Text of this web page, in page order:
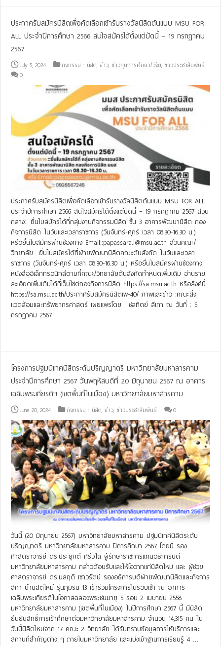
ประกาศรับสมัครนิสิตเพื่อคัดเลือกเข้ารับรางวัลนิสิตต้นแบบ MSU FOR
ALL ประจำปีการศึกษา 2566 สนใจสมัครได้ตั้งแต่บัดนี้ – 19 กรกฎาคม
2567
July 5, 2024 กิจกรรม : นิสิต,ข่าว,ข่าวทุนการศึกษา/วิจัย,ข่าวประชาสัมพันธ์
0
ประกาศรับสมัครนิสิตเพื่อคัดเลือกเข้ารับรางวัลนิสิตต้นแบบ MSU FOR ALL
ประจำปีการศึกษา 2566 สนใจสมัครได้ตั้งแต่บัดนี้ – 19 กรกฎาคม 2567 ส่วน
กลาง:: ยื่นใบสมัครได้ที่กลุ่มงานกิจกรรมนิสิต ชั้น 3 อาคารพัฒนานิสิต กอง
กิจการนิสิต ในวันและเวลาราชการ (วันจันทร์-ศุกร์ เวลา 08.30-16.30 น.)
หรือยื่นใบสมัครผ่านช่องทาง Email::papassara.i@msu.ac.th ส่วนคณะ/
วิทยาลัย:: ยื่นใบสมัครได้ที่ฝ่ายพัฒนานิสิตคณะต้นสังกัด ในวันและเวลา
ราชการ (วันจันทร์-ศุกร์ เวลา 08.30-16.30 น.) หรือยื่นใบสมัครผ่านช่องทาง
หนังสืออิเล็กทรอนิกส์ตามที่คณะ/วิทยาลัยต้นสังกัดกำหนดเพิ่มเติม อ่านราย
ละเอียดเพิ่มเติมได้ที่เว็บไซต์กองกิจการนิสิต https://sa.msu.ac.th หรือลิงค์นี้
https://sa.msu.ac.th/ประกาศรับสมัครนิสิตเพ-40/ ภาพและข่าว :คณะสิ่ง
แวดล้อมและทรัพยากรศาสตร์ เผยแพร่โดย : ชลทิตย์ สีเทา ณ วันที่ : 5
กรกฏาคม 2567
โครงการปฐมนิเทศนิสิตระดับปริญญาตรี มหาวิทยาลัยมหาสารคาม
ประจำปีการศึกษา 2567 วันพฤหัสบดีที่ 20 มิถุนายน 2567 ณ อาคาร
เฉลิมพระเกียรติฯ (เขตพื้นที่ในเมือง) มหาวิทยาลัยมหาสารคาม
June 20, 2024 กิจกรรม : นิสิต,ข่าว,ข่าวประชาสัมพันธ์ 0
วันนี้ (20 มิถุนายน 2567) มหาวิทยาลัยมหาสารคาม ปฐมนิเทศนิสิตระดับ
ปริญญาตรี มหาวิทยาลัยมหาสารคาม ปีการศึกษา 2567 โดยมี รอง
ศาสตราจารย์ ดร.ประยุกต์ ศรีวิไล ผู้รักษาราชการแทนอธิการบดี
มหาวิทยาลัยมหาสารคาม กล่าวต้อนรับและให้โอวาทแก่นิสิตใหม่ และ ผู้ช่วย
ศาสตราจารย์ ดร.มลฤดี เชาวรัตน์ รองอธิการบดีฝ่ายพัฒนานิสิตและกิจการ
สภา นำนิสิตใหม่ รุ่นภุมริน 13 เข้าร่วมโครงการในรอบเช้า ณ อาคาร
เฉลิมพระเกียรติในโอกาสฉลองพระชนมายุ 5 รอบ 2 เมษายน 2558
มหาวิทยาลัยมหาสารคาม (เขตพื้นที่ในเมือง) ในปีการศึกษา 2567 นี้ มีนิสิต
ยืนยันสิทธิ์การเข้าศึกษาต่อมหาวิทยาลัยมหาสารคาม จำนวน 14,315 คน ใน
วันนี้นิสิตใหม่จาก 17 คณะ 2 วิทยาลัย ได้รับทราบข้อมูลการให้บริการและ
สถานที่สำคัญต่าง ๆ ภายในมหาวิทยาลัย และแบ่งเข้าฐานการเรียนรู้ 4 …